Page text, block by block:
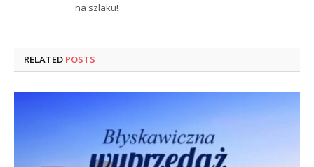
na szlaku!
RELATED POSTS